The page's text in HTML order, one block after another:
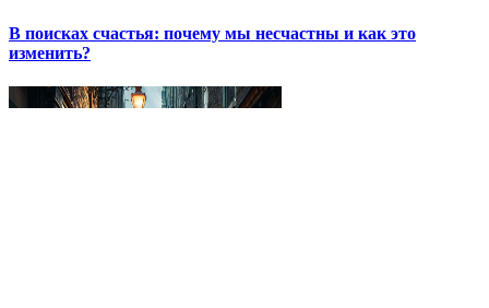
В поисках счастья: почему мы несчастны и как это
изменить?